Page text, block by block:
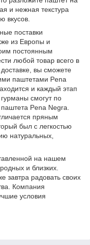
и нежная текстура
вкусов.
поставки
из Европы и
постоянным
любой товар всего в
вы сможете
паштетами Pena
и каждый этап
смогут по
паштета Pena Negra.
пряным
был с легкостью
натуральных,
на нашем
и близких.
завтра радовать своих
Компания
условия